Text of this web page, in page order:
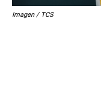
Imagen / TCS